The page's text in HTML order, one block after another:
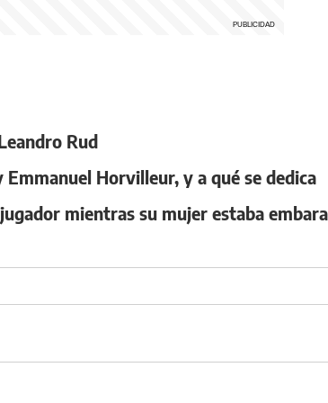
Rud
Emmanuel Horvilleur, y a qué se dedica
mientras su mujer estaba